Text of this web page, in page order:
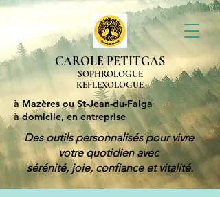
CAROLE PETITGAS
SOPHROLOGUE
REFLEXOLOGUE
à Mazères ou St-Jean-du-Falga
à domicile, en entreprise
Des outils personnalisés pour vivre
votre quotidien avec
sérénité, joie, confiance et vitalité.